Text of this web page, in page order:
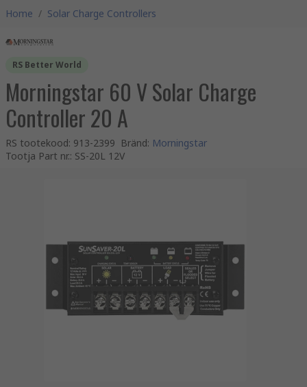
Home / Solar Charge Controllers
RS Better World
Morningstar 60 V Solar Charge
Controller 20 A
RS tootekood: 913-2399 Bränd: Morningstar
Tootja Part nr.: SS-20L 12V